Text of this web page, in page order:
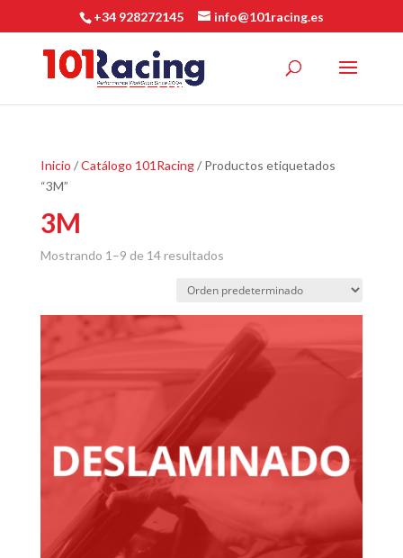
+34 928272145 info@101racing.es
Inicio /Catálogo 101Racing/ Productos etiquetados
“3M”
3M
Mostrando 1–9 de 14 resultados